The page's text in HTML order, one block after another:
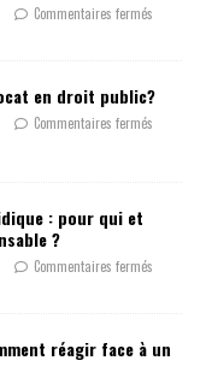
Commentaires fermés
en droit public?
Commentaires fermés
: pour qui et
?
Commentaires fermés
réagir face à un